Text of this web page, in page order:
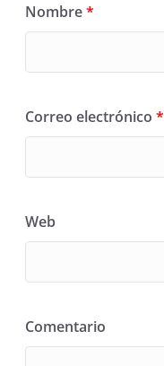
Nombre*
Correo electrónico*
Web
Comentario